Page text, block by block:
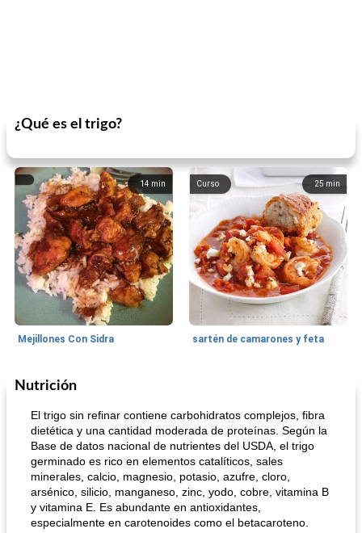
¿Qué es el trigo?
14 min
Mejillones Con Sidra
25 min
Curso
sartén de camarones y feta
Sopas, Guisos Y Chili
Nutrición
El trigo sin refinar contiene carbohidratos complejos, fibra
dietética y una cantidad moderada de proteínas. Según la
Base de datos nacional de nutrientes del USDA, el trigo
germinado es rico en elementos catalíticos, sales
minerales, calcio, magnesio, potasio, azufre, cloro,
arsénico, silicio, manganeso, zinc, yodo, cobre, vitamina B
y vitamina E. Es abundante en antioxidantes,
especialmente en carotenoides como el betacaroteno.